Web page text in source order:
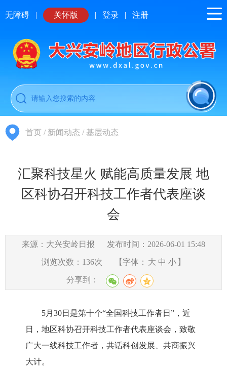
无障碍 | 关怀版 | 登录 | 注册
首页 / 新闻动态 / 基层动态
汇聚科技星火 赋能高质量发展 地
区科协召开科技工作者代表座谈
会
来源：大兴安岭日报 发布时间：2026-06-01 15:48
浏览次数： 136次 【字体： 大 中 小 】
分享到：
5月30日是第十个“全国科技工作者日”，近
日，地区科协召开科技工作者代表座谈会，致敬
广大一线科技工作者，共话科创发展、共商振兴
大计。